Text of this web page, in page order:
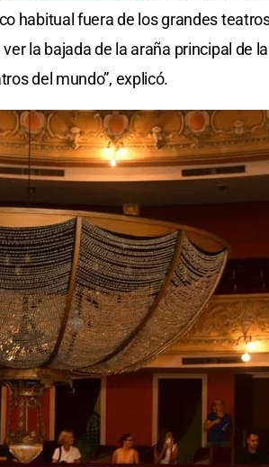
habitual fuera de los grandes
la bajada de la araña principal de
del mundo”, explicó.